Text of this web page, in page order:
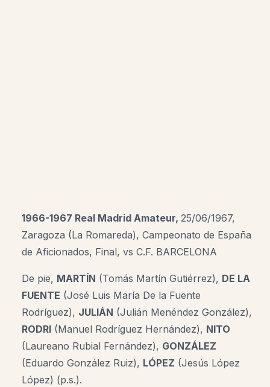
1966-1967 Real Madrid Amateur, 25/06/1967,
Zaragoza (La Romareda), Campeonato de España
de Aficionados, Final, vs C.F. BARCELONA
De pie, MARTÍN (Tomás Martín Gutiérrez), DE LA
FUENTE (José Luis María De la Fuente
Rodríguez), JULIÁN (Julián Menéndez González),
RODRI (Manuel Rodríguez Hernández), NITO
(Laureano Rubial Fernández), GONZÁLEZ
(Eduardo González Ruiz), LÓPEZ (Jesús López
López) (p.s.).